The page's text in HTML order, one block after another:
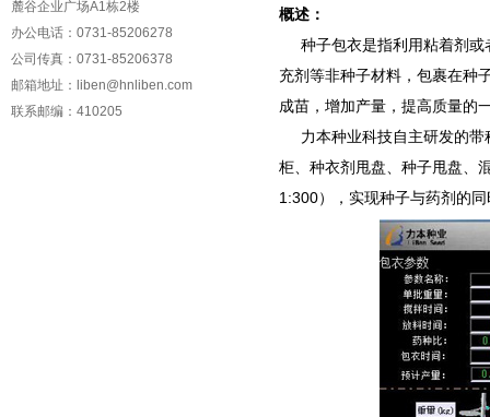
麓谷企业广场A1栋2楼
办公电话：0731-85206278
公司传真：0731-85206378
邮箱地址：liben@hnliben.com
联系邮编：410205
概述：
种子包衣是指利用粘着剂或
充剂等非种子材料，包裹在种
成苗，增加产量，提高质量的
力本种业科技自主研发的带
柜、种衣剂甩盘、种子甩盘、
1:300），实现种子与药剂的